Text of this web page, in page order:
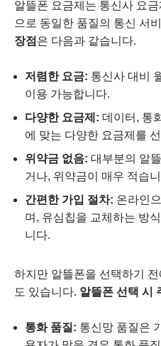
알뜰폰 요금제는 통신사 요
으로 동일한 품질의 통신 서
장점은 다음과 같습니다.
저렴한 요금: 통신사 대비
이용 가능합니다.
다양한 요금제: 데이터, 통
에 맞는 다양한 요금제를
위약금 없음: 대부분의 알
거나, 위약금이 매우 적습
간편한 가입 절차: 온라인
며, 유심칩을 교체하는 방
니다.
하지만 알뜰폰을 선택하기
도 있습니다. 알뜰폰 선택 시
통화 품질: 통신망 품질은